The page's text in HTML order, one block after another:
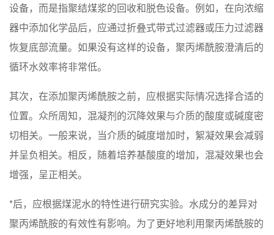
设备，而是指聚结煤浆的回收和脱色设备。例如，在向浓缩
器中添加化学品后，应通过折叠式带式过滤器或压力过滤器
恢复底部流量。如果没有这样的设备，聚丙烯酰胺澄清后的
循环水效率将非常低。
其次，在添加聚丙烯酰胺之前，应根据实际情况选择合适的
位置。众所周知，混凝剂的沉降效果与介质的酸度或碱度密
切相关。一般来说，当介质的碱度增加时，絮凝效果会减弱
并呈负相关。相反，随着培养基酸度的增加，混凝效果也会
增强，呈正相关。
*后，应根据煤泥水的特性进行研究实验。水成分的差异对
聚丙烯酰胺的有效性有影响。为了更好地利用聚丙烯酰胺的